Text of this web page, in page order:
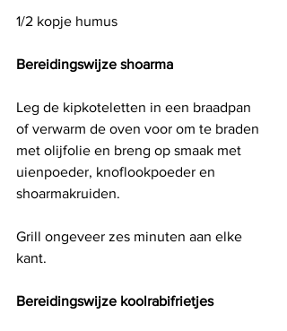
1/2 kopje humus
Bereidingswijze shoarma
Leg de kipkoteletten in een braadpan
of verwarm de oven voor om te braden
met olijfolie en breng op smaak met
uienpoeder, knoflookpoeder en
shoarmakruiden.
Grill ongeveer zes minuten aan elke
kant.
Bereidingswijze koolrabifrietjes